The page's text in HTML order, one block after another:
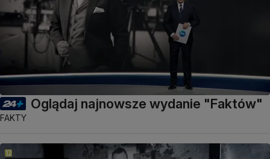
Oglądaj najnowsze wydanie "Faktów"
FAKTY